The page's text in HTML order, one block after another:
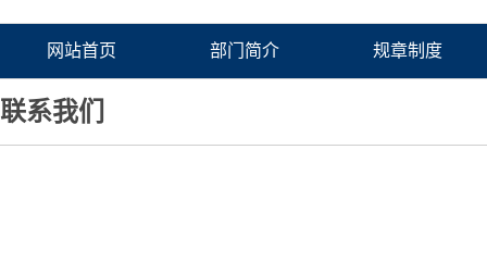
网站首页 部门简介 规章制度
联系我们